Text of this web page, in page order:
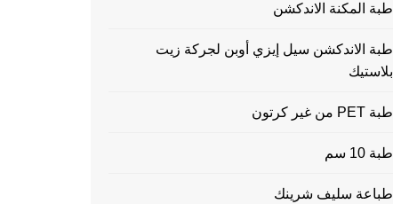
طبة المكنة الاندكشن
طبة الاندكشن سيل إيزي أوبن لجركة زيت
بلاستيك
طبة PET من غير كرتون
طبة 10 سم
طباعة سليف شرينك